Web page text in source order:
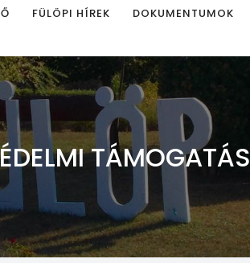
FÜLÖPI HÍREK DOKUMENTUMOK
TÁMOGATÁS